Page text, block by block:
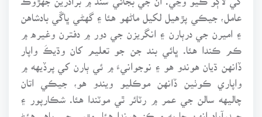
عامل، جيڪي پڙهيل لکيل ماڻهو هئا ۽ گهڻي ڀاڱي بادشاهن
۽ اميرن جي درٻارن ۽ انگريزن جي دور ۾ دفترن وغيره ۾
ڪم ڪندا هئا. ڀائي بند جن جو تعليم کان وڌيڪَ واپار
ڏانهن ڌيان هوندو هو ۽ نوجوانيءَ ۾ ئي ٻارن کي پرڏيهه ۾
واپاري ڪوٺين ڏانهن موڪليو ويندو هو، جيڪي اتان
چاليهه سالن جي عمر ۾ رٽائر ٿي موٽندا هئا. شڪارپور ۽
حيدرآباد انهن جا ٻه مرڪز هوندا هئا. مڙس جي ٻاهر هئڻ